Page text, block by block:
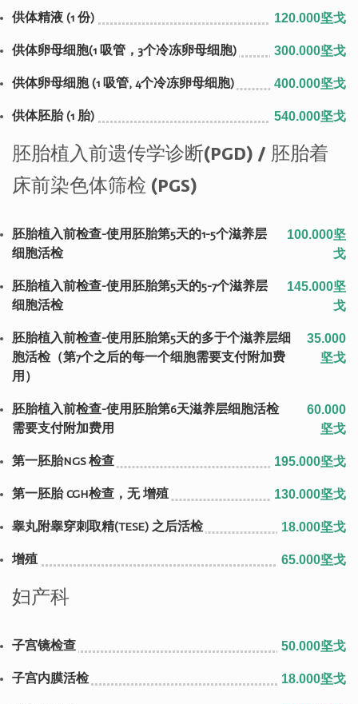
供体精液 (1 份) 120.000坚戈
供体卵母细胞(1 吸管，3个冷冻卵母细胞) 300.000坚戈
供体卵母细胞 (1 吸管, 4个冷冻卵母细胞) 400.000坚戈
供体胚胎 (1 胎) 540.000坚戈
胚胎植入前遗传学诊断(PGD) / 胚胎着
床前染色体筛检 (PGS)
胚胎植入前检查-使用胚胎第5天的1-5个滋养层
细胞活检
100.000坚
戈
胚胎植入前检查-使用胚胎第5天的5-7个滋养层
细胞活检
145.000坚
戈
胚胎植入前检查-使用胚胎第5天的多于个滋养层细
胞活检（第7个之后的每一个细胞需要支付附加费
用）
35.000
坚戈
胚胎植入前检查-使用胚胎第6天滋养层细胞活检
需要支付附加费用
60.000
坚戈
第一胚胎NGS 检查 195.000坚戈
第一胚胎 CGH检查，无 增殖 130.000坚戈
睾丸附睾穿刺取精(TESE) 之后活检 18.000坚戈
增殖 65.000坚戈
妇产科
子宫镜检查 50.000坚戈
子宫内膜活检 18.000坚戈